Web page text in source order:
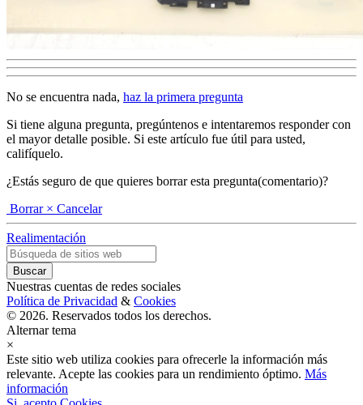
No se encuentra nada, haz la primera pregunta
Si tiene alguna pregunta, pregúntenos e intentaremos responder con
el mayor detalle posible. Si este artículo fue útil para usted,
califíquelo.
¿Estás seguro de que quieres borrar esta pregunta(comentario)?
Borrar × Cancelar
Realimentación
Nuestras cuentas de redes sociales
Política de Privacidad & Cookies
© 2026. Reservados todos los derechos.
Alternar tema
×
Este sitio web utiliza cookies para ofrecerle la información más
relevante. Acepte las cookies para un rendimiento óptimo. Más
información